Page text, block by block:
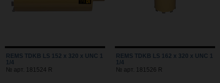
REMS TDKB LS 152 x 320 x UNC 1
1/4
№ арт. 181524 R
REMS TDKB LS 162 x 320 x UNC 1
1/4
№ арт. 181526 R